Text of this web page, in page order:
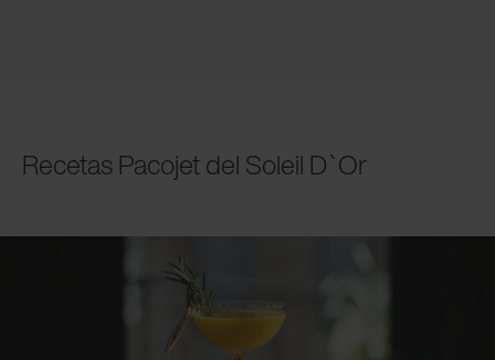
Recetas Pacojet del Soleil D`Or